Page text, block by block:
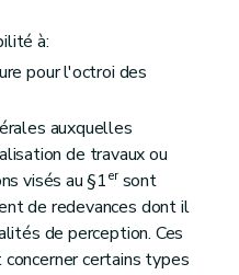
à:
pour l'octroi des
auxquelles
de travaux ou
visés au §1ersont
de redevances dont il
de perception. Ces
certains types